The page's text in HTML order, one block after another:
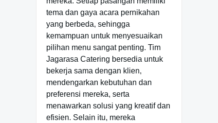
tema dan gaya acara pernikahan
yang berbeda, sehingga
kemampuan untuk menyesuaikan
pilihan menu sangat penting. Tim
Jagarasa Catering bersedia untuk
bekerja sama dengan klien,
mendengarkan kebutuhan dan
preferensi mereka, serta
menawarkan solusi yang kreatif dan
efisien. Selain itu, mereka